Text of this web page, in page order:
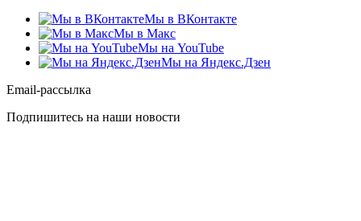
Мы в ВКонтакте
Мы в Макс
Мы на YouTube
Мы на Яндекс.Дзен
Email-рассылка
Подпишитесь на наши новости